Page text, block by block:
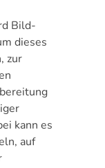
Bild-
dieses
zur
kann es
auf